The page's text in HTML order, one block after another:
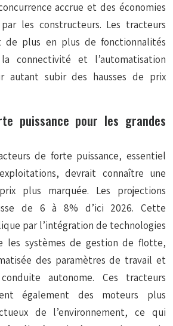
accrue et des économies
les constructeurs. Les tracteurs
de plus en plus de fonctionnalités
connectivité et l’automatisation
autant subir des hausses de prix
puissance pour les grandes
de forte puissance, essentiel
devrait connaître une
plus marquée. Les projections
de 6 à 8% d’ici 2026. Cette
par l’intégration de technologies
les systèmes de gestion de flotte,
des paramètres de travail et
autonome. Ces tracteurs
également des moteurs plus
de l’environnement, ce qui